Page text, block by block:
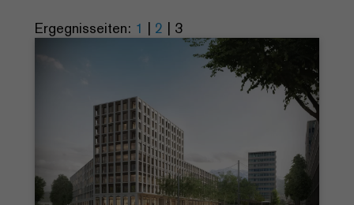
Ergegnisseiten: 1 | 2 | 3